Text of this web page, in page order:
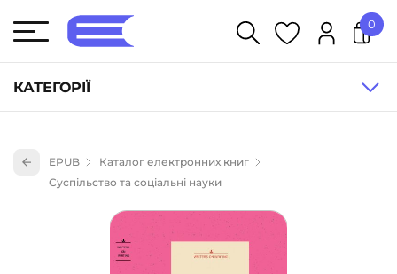
КАТЕГОРІЇ
Книги для дітей (835)
Науково-популярна література (1015)
Навчальна література та посібники (527)
0
EPUB
Каталог електронних книг
Суспільство та соціальні науки